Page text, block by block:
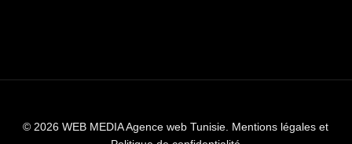
© 2026 WEB MEDIA Agence web Tunisie. Mentions légales et